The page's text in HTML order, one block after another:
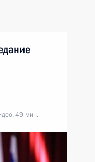
49 мин.